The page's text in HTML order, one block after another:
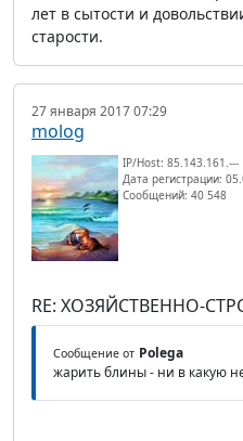
лет в сытости и
старости.
27 января 2017 07:29
molog
IP/Host: 85.143.161.---
Дата регистрации:
Сообщений: 40 548
RE: ХОЗЯЙСТВЕННО-
Сообщение от Polega
жарить блины - ни в какую